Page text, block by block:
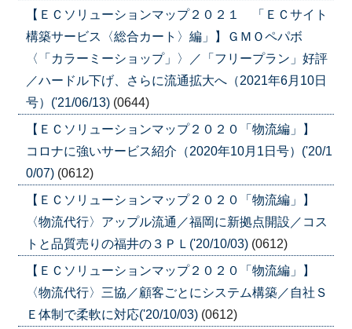
【ＥＣソリューションマップ２０２１ 「ＥＣサイト
構築サービス〈総合カート〉編」】ＧＭＯペパボ
〈「カラーミーショップ」〉／「フリープラン」好評
／ハードル下げ、さらに流通拡大へ（2021年6月10日
号）('21/06/13) (0644)
【ＥＣソリューションマップ２０２０「物流編」】
コロナに強いサービス紹介（2020年10月1日号）('20/1
0/07) (0612)
【ＥＣソリューションマップ２０２０「物流編」】
〈物流代行〉アップル流通／福岡に新拠点開設／コス
トと品質売りの福井の３ＰＬ('20/10/03) (0612)
【ＥＣソリューションマップ２０２０「物流編」】
〈物流代行〉三協／顧客ごとにシステム構築／自社Ｓ
Ｅ体制で柔軟に対応('20/10/03) (0612)